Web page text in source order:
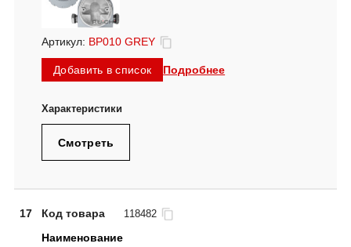
Артикул: BP010 GREY
Добавить в список Подробнее
Смотреть
17 Код товара 118482